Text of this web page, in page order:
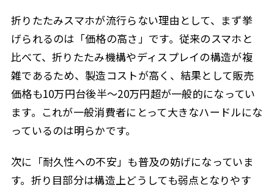
折りたたみスマホが流行らない理由として、まず挙
げられるのは「価格の高さ」です。従来のスマホと
比べて、折りたたみ機構やディスプレイの構造が複
雑であるため、製造コストが高く、結果として販売
価格も10万円台後半〜20万円超が一般的になってい
ます。これが一般消費者にとって大きなハードルにな
っているのは明らかです。
次に 「耐久性への不安」 も普及の妨げになっていま
す。折り目部分は構造上どうしても弱点となりやす